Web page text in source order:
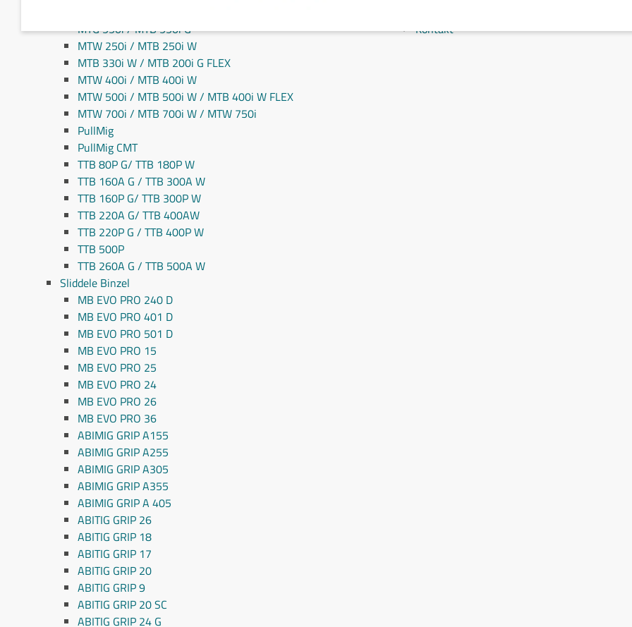
MTG 550i / MTB 550i G
MTW 250i / MTB 250i W
MTB 330i W / MTB 200i G FLEX
MTW 400i / MTB 400i W
MTW 500i / MTB 500i W / MTB 400i W FLEX
MTW 700i / MTB 700i W / MTW 750i
PullMig
PullMig CMT
TTB 80P G/ TTB 180P W
TTB 160A G / TTB 300A W
TTB 160P G/ TTB 300P W
TTB 220A G/ TTB 400AW
TTB 220P G / TTB 400P W
TTB 500P
TTB 260A G / TTB 500A W
Sliddele Binzel
MB EVO PRO 240 D
MB EVO PRO 401 D
MB EVO PRO 501 D
MB EVO PRO 15
MB EVO PRO 25
MB EVO PRO 24
MB EVO PRO 26
MB EVO PRO 36
ABIMIG GRIP A155
ABIMIG GRIP A255
ABIMIG GRIP A305
ABIMIG GRIP A355
ABIMIG GRIP A 405
ABITIG GRIP 26
ABITIG GRIP 18
ABITIG GRIP 17
ABITIG GRIP 20
ABITIG GRIP 9
ABITIG GRIP 20 SC
ABITIG GRIP 24 G
Kontakt